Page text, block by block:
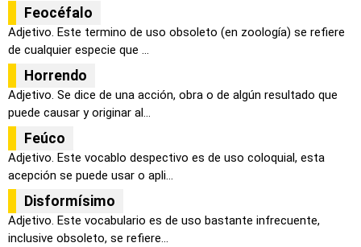
Feocéfalo
Adjetivo. Este termino de uso obsoleto (en zoología) se refiere
de cualquier especie que ...
Horrendo
Adjetivo. Se dice de una acción, obra o de algún resultado que
puede causar y originar al...
Feúco
Adjetivo. Este vocablo despectivo es de uso coloquial, esta
acepción se puede usar o apli...
Disformísimo
Adjetivo. Este vocabulario es de uso bastante infrecuente,
inclusive obsoleto, se refiere...